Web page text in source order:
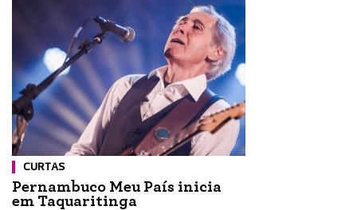
CURTAS
Pernambuco Meu País inicia
em Taquaritinga